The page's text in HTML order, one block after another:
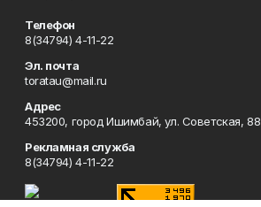
Телефон
8(34794) 4-11-22
Эл. почта
toratau@mail.ru
Адрес
453200, город Ишимбай, ул. Советская, 88
Рекламная служба
8(34794) 4-11-22